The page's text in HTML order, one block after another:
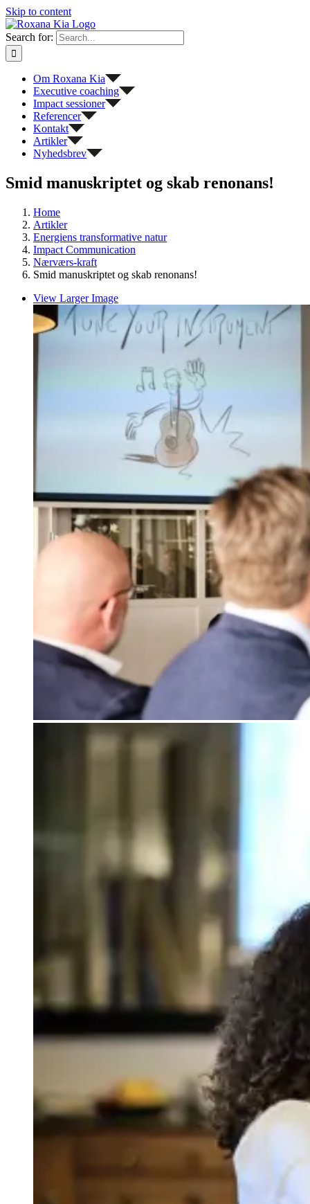
Skip to content
Search for:
Om Roxana Kia
Executive coaching
Impact sessioner
Referencer
Kontakt
Artikler
Nyhedsbrev
Smid manuskriptet og skab renonans!
Home
Artikler
Energiens transformative natur
Impact Communication
Nærværs-kraft
Smid manuskriptet og skab renonans!
View Larger Image